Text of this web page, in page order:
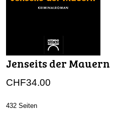
Jenseits der Mauern
CHF34.00
432 Seiten